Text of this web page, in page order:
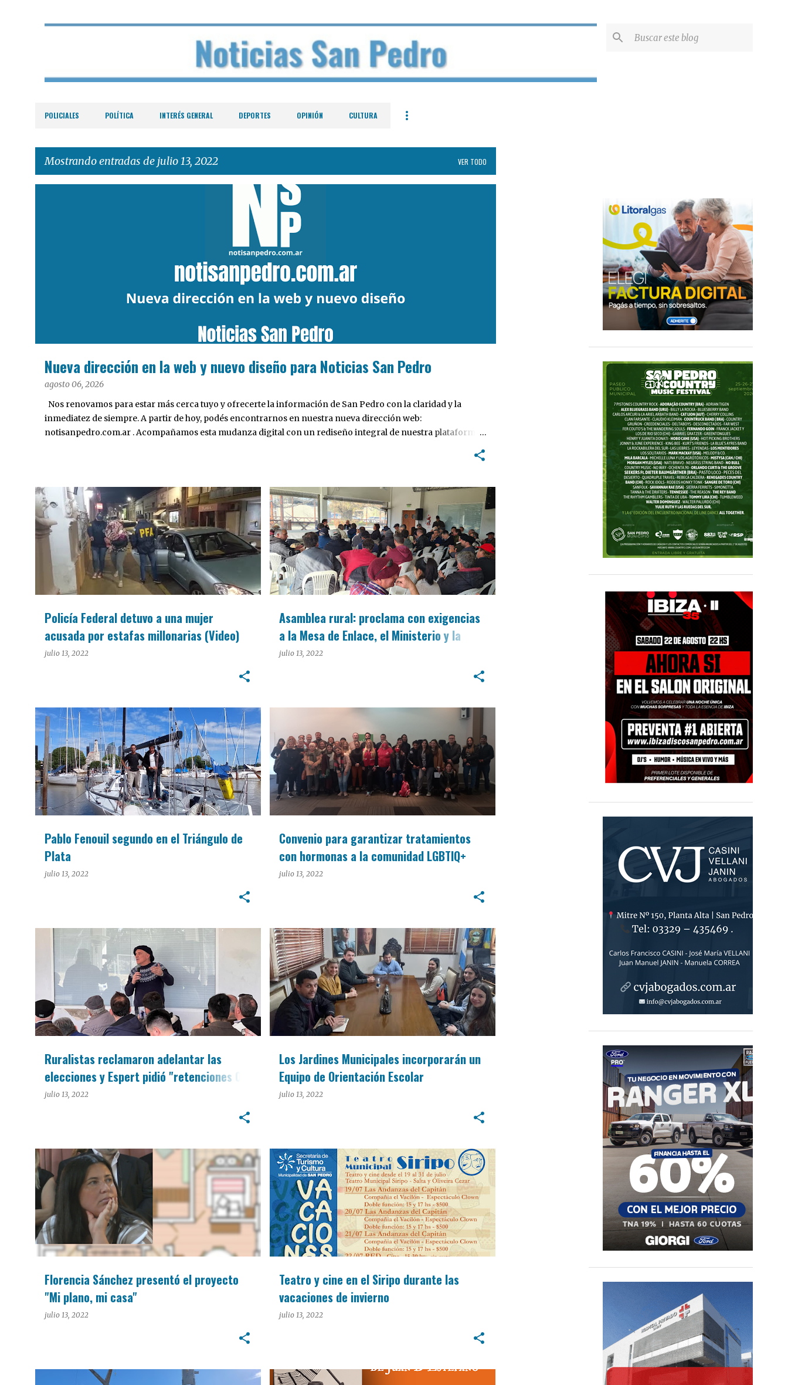
POLICIALES POLÍTICA INTERÉS GENERAL DEPORTES OPINIÓN CULTURA
Mostrando entradas de julio 13, 2022 VER TODO
Nueva dirección en la web y nuevo diseño para Noticias San Pedro
agosto 06, 2026
Nos renovamos para estar más cerca tuyo y ofrecerte la información de San Pedro con la claridad y la
inmediatez de siempre. A partir de hoy, podés encontrarnos en nuestra nueva dirección web:
notisanpedro.com.ar . Acompañamos esta mudanza digital con un rediseño integral de nuestra plataforma.
Policía Federal detuvo a una mujer
acusada por estafas millonarias (Video)
julio 13, 2022
POLICIALES VIDEO
Asamblea rural: proclama con exigencias
a la Mesa de Enlace, el Ministerio y la
Justicia
julio 13, 2022
POLÍTICA
Pablo Fenouil segundo en el Triángulo de
Plata
julio 13, 2022
DEPORTES
Convenio para garantizar tratamientos
con hormonas a la comunidad LGBTIQ+
julio 13, 2022
Ruralistas reclamaron adelantar las
elecciones y Espert pidió "retenciones 0"
(Video)
julio 13, 2022
POLÍTICA VIDEO
Los Jardines Municipales incorporarán un
Equipo de Orientación Escolar
julio 13, 2022
INTERÉS GENERAL
Florencia Sánchez presentó el proyecto
"Mi plano, mi casa"
julio 13, 2022
POLÍTICA
Teatro y cine en el Siripo durante las
vacaciones de invierno
julio 13, 2022
CULTURA